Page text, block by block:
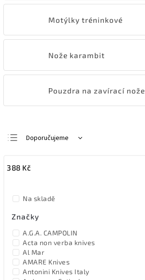
Motýlky tréninkové
Nože karambit
Pouzdra na zavírací nože
Doporučujeme
Nejdražší
Abecedně
388 Kč
Na skladě
Značky
A.G.A. CAMPOLIN
Acta non verba knives
Al Mar
AMARE Knives
Antonini Knives Italy